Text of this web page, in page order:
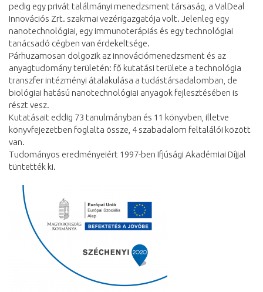
pedig egy privát találmányi menedzsment társaság, a ValDeal
Innovációs Zrt. szakmai vezérigazgatója volt. Jelenleg egy
nanotechnológiai, egy immunoterápiás és egy technológiai
tanácsadó cégben van érdekeltsége.
Párhuzamosan dolgozik az innovációmenedzsment és az
anyagtudomány területén: fő kutatási területe a technológia
transzfer intézményi átalakulása a tudástársadalomban, de
biológiai hatású nanotechnológiai anyagok fejlesztésében is
részt vesz.
Kutatásait eddig 73 tanulmányban és 11 könyvben, illetve
könyvfejezetben foglalta össze, 4 szabadalom feltalálói között
van.
Tudományos eredményeiért 1997-ben Ifjúsági Akadémiai Díjjal
tüntették ki.